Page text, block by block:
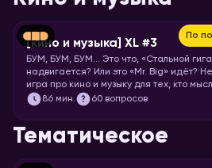
По
[кино и музыка] XL #3
БУМ, БУМ, БУМ… Это что, «Стальной
надвигается? Или это «Mr. Big» идёт?
игра про кино и музыку для тех, кто
Вас ждут целых 7 раундов песен,
миску попкорна и запускайте хоум!
86 мин. 60 вопросов
Тематическое